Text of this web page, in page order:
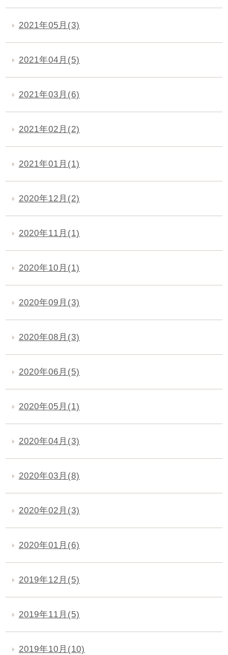
2021年05月(3)
2021年04月(5)
2021年03月(6)
2021年02月(2)
2021年01月(1)
2020年12月(2)
2020年11月(1)
2020年10月(1)
2020年09月(3)
2020年08月(3)
2020年06月(5)
2020年05月(1)
2020年04月(3)
2020年03月(8)
2020年02月(3)
2020年01月(6)
2019年12月(5)
2019年11月(5)
2019年10月(10)